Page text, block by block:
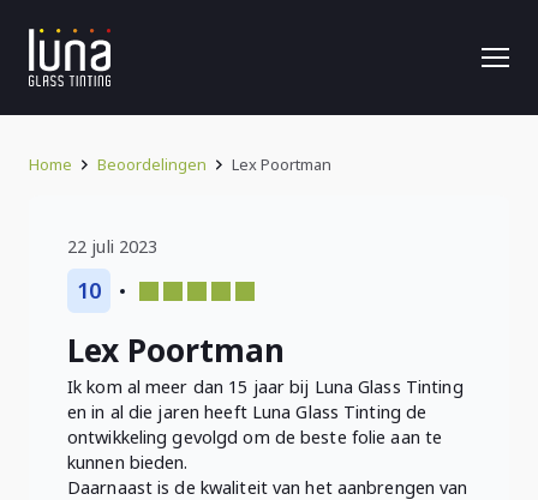
Home Beoordelingen Lex Poortman
22 juli 2023
10
Lex Poortman
Ik kom al meer dan 15 jaar bij Luna Glass Tinting
en in al die jaren heeft Luna Glass Tinting de
ontwikkeling gevolgd om de beste folie aan te
kunnen bieden.
Daarnaast is de kwaliteit van het aanbrengen van